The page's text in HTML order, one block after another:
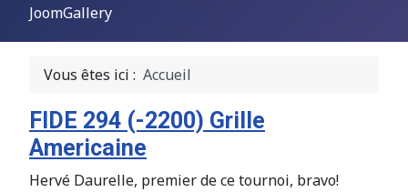
JoomGallery
Vous êtes ici : Accueil
FIDE 294 (-2200) Grille
Americaine
Hervé Daurelle, premier de ce tournoi, bravo!